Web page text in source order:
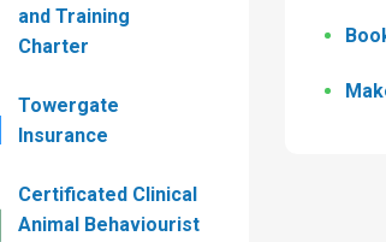
and Training
Charter
Towergate
Insurance
Certificated Clinical
Animal Behaviourist